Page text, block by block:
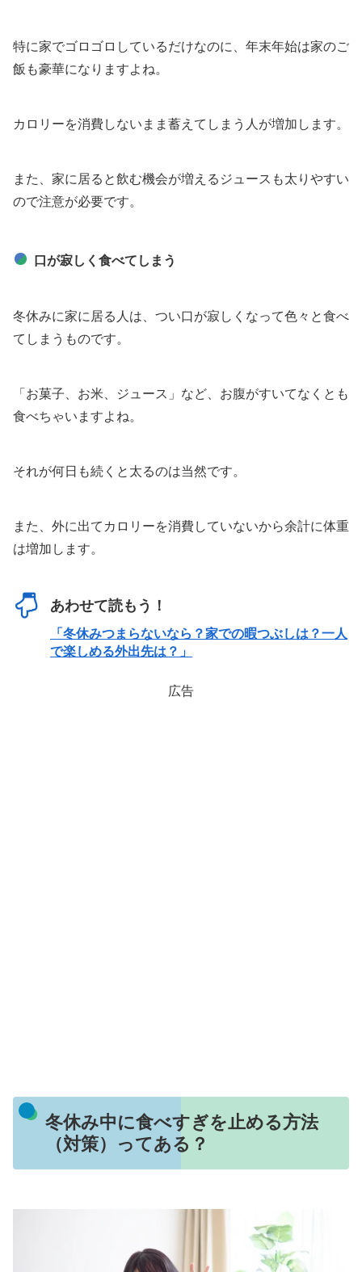
特に家でゴロゴロしているだけなのに、年末年始は家のご
飯も豪華になりますよね。
カロリーを消費しないまま蓄えてしまう人が増加します。
また、家に居ると飲む機会が増えるジュースも太りやすい
ので注意が必要です。
口が寂しく食べてしまう
冬休みに家に居る人は、つい口が寂しくなって色々と食べ
てしまうものです。
「お菓子、お米、ジュース」など、お腹がすいてなくとも
食べちゃいますよね。
それが何日も続くと太るのは当然です。
また、外に出てカロリーを消費していないから余計に体重
は増加します。
あわせて読もう！
「冬休みつまらないなら？家での暇つぶしは？一人
で楽しめる外出先は？」
広告
冬休み中に食べすぎを止める方法
（対策）ってある？